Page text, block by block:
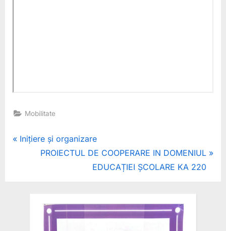
Mobilitate
Navigare
P
Inițiere și organizare
N
P
PROIECTUL DE COOPERARE IN DOMENIUL
EDUCAȚIEI ȘCOLARE KA 220